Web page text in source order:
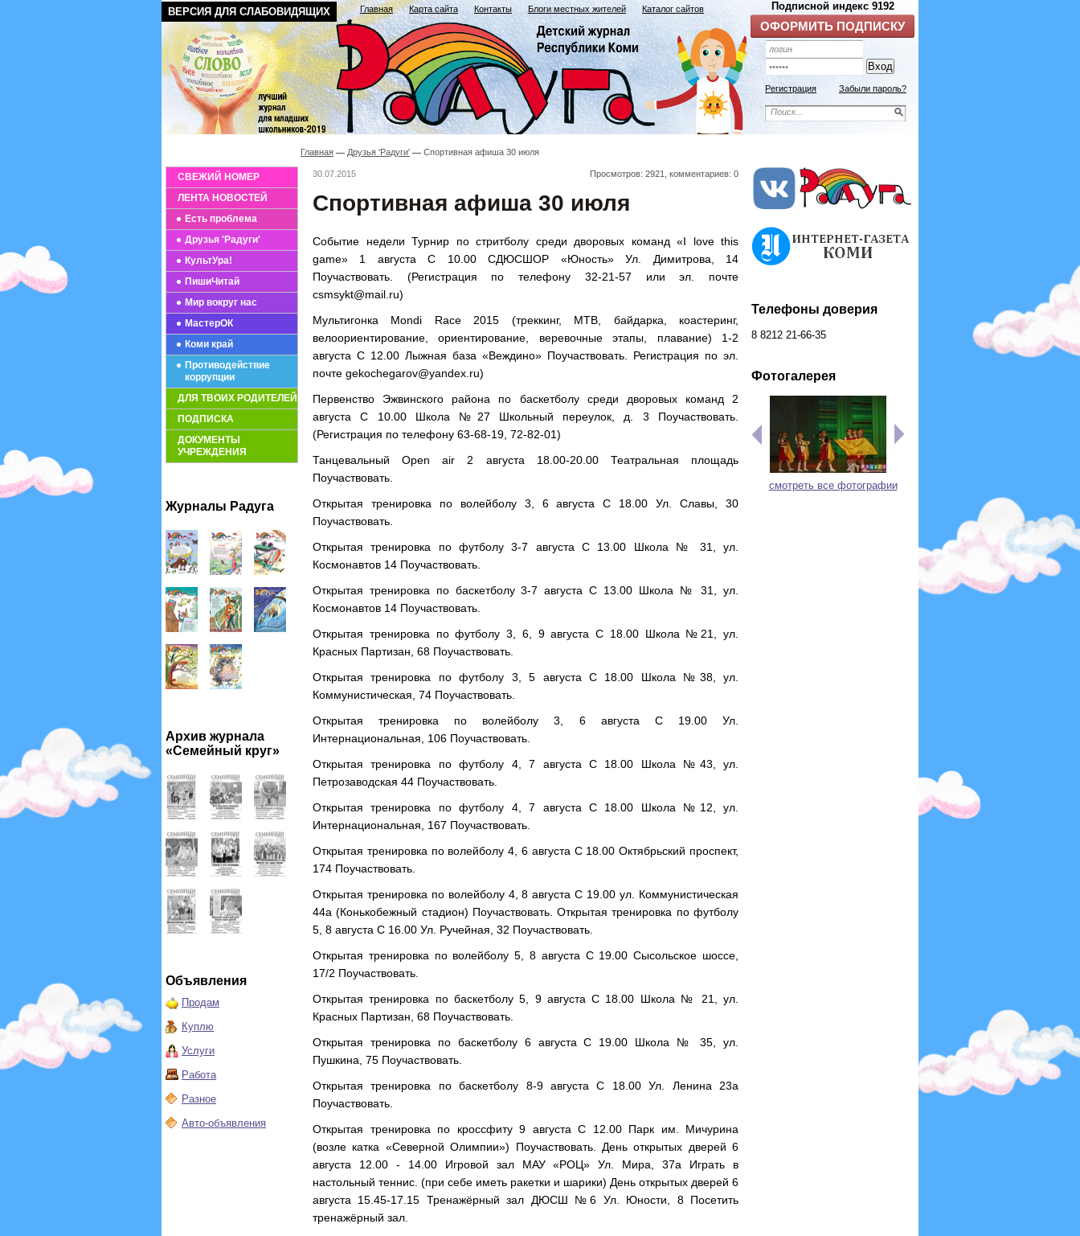
ВЕРСИЯ ДЛЯ СЛАБОВИДЯЩИХ Главная Карта сайта Контакты Блоги местных жителей Каталог сайтов
Регистрация Забыли пароль?
СВЕЖИЙ НОМЕР
ЛЕНТА НОВОСТЕЙ
Есть проблема
Друзья 'Радуги'
КультУра!
ПишиЧитай
Мир вокруг нас
МастерОК
Коми край
Противодействие
коррупции
ДЛЯ ТВОИХ РОДИТЕЛЕЙ
ПОДПИСКА
ДОКУМЕНТЫ
УЧРЕЖДЕНИЯ
Журналы Радуга
Архив журнала
«Семейный круг»
Объявления
Продам
Куплю
Услуги
Работа
Разное
Авто-объявления
Главная Друзья 'Радуги' Спортивная афиша 30 июля
30.07.2015 Просмотров: 2921, комментариев: 0
Спортивная афиша 30 июля
Событие недели Турнир по стритболу среди дворовых команд «I love this
game» 1 августа С 10.00 СДЮСШОР «Юность» Ул. Димитрова, 14
Поучаствовать. (Регистрация по телефону 32-21-57 или эл. почте
csmsykt@mail.ru)
Мультигонка Mondi Race 2015 (треккинг, MTB, байдарка, коастеринг,
велоориентирование, ориентирование, веревочные этапы, плавание) 1-2
августа С 12.00 Лыжная база «Веждино» Поучаствовать. Регистрация по эл.
почте gekochegarov@yandex.ru)
Первенство Эжвинского района по баскетболу среди дворовых команд 2
августа С 10.00 Школа №27 Школьный переулок, д. 3 Поучаствовать.
(Регистрация по телефону 63-68-19, 72-82-01)
Танцевальный Open air 2 августа 18.00-20.00 Театральная площадь
Поучаствовать.
Открытая тренировка по волейболу 3, 6 августа С 18.00 Ул. Славы, 30
Поучаствовать.
Открытая тренировка по футболу 3-7 августа С 13.00 Школа № 31, ул.
Космонавтов 14 Поучаствовать.
Открытая тренировка по баскетболу 3-7 августа С 13.00 Школа № 31, ул.
Космонавтов 14 Поучаствовать.
Открытая тренировка по футболу 3, 6, 9 августа С 18.00 Школа №21, ул.
Красных Партизан, 68 Поучаствовать.
Открытая тренировка по футболу 3, 5 августа С 18.00 Школа №38, ул.
Коммунистическая, 74 Поучаствовать.
Открытая тренировка по волейболу 3, 6 августа С 19.00 Ул.
Интернациональная, 106 Поучаствовать.
Открытая тренировка по футболу 4, 7 августа С 18.00 Школа №43, ул.
Петрозаводская 44 Поучаствовать.
Открытая тренировка по футболу 4, 7 августа С 18.00 Школа №12, ул.
Интернациональная, 167 Поучаствовать.
Открытая тренировка по волейболу 4, 6 августа С 18.00 Октябрьский проспект,
174 Поучаствовать.
Открытая тренировка по волейболу 4, 8 августа С 19.00 ул. Коммунистическая
44а (Конькобежный стадион) Поучаствовать. Открытая тренировка по футболу
5, 8 августа С 16.00 Ул. Ручейная, 32 Поучаствовать.
Открытая тренировка по волейболу 5, 8 августа С 19.00 Сысольское шоссе,
17/2 Поучаствовать.
Открытая тренировка по баскетболу 5, 9 августа С 18.00 Школа № 21, ул.
Красных Партизан, 68 Поучаствовать.
Открытая тренировка по баскетболу 6 августа С 19.00 Школа № 35, ул.
Пушкина, 75 Поучаствовать.
Открытая тренировка по баскетболу 8-9 августа С 18.00 Ул. Ленина 23а
Поучаствовать.
Открытая тренировка по кроссфиту 9 августа С 12.00 Парк им. Мичурина
(возле катка «Северной Олимпии») Поучаствовать. День открытых дверей 6
августа 12.00 - 14.00 Игровой зал МАУ «РОЦ» Ул. Мира, 37а Играть в
настольный теннис. (при себе иметь ракетки и шарики) День открытых дверей 6
августа 15.45-17.15 Тренажёрный зал ДЮСШ №6 Ул. Юности, 8 Посетить
тренажёрный зал.
Телефоны доверия
8 8212 21-66-35
Фотогалерея
смотреть все фотографии